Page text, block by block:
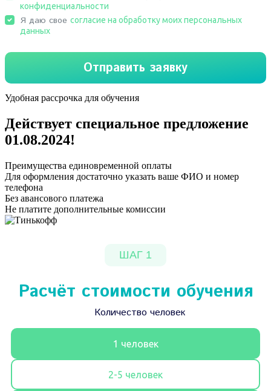
Удобная рассрочка для обучения
Действует специальное предложение
01.08.2024!
Преимущества единовременной оплаты
Для оформления достаточно указать ваше ФИО и номер
телефона
Без авансового платежа
Не платите дополнительные комиссии